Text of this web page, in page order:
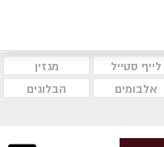
לייף סטייל
מגזין
אלבומים
הבלוגים